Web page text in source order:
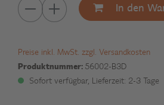
In den
Preise inkl. MwSt. zzgl. Versandkosten
Produktnummer: 56002-B3D
Sofort verfügbar, Lieferzeit: 2-3 Tage